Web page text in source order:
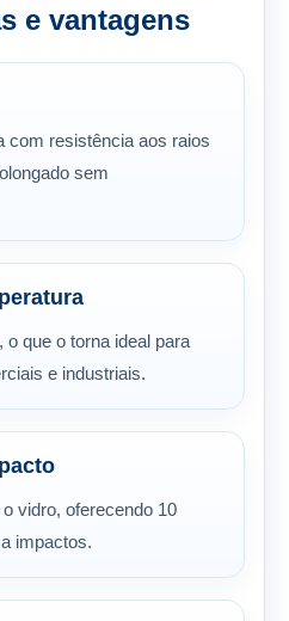
e vantagens
com resistência aos raios
sem
o que o torna ideal para
e industriais.
vidro, oferecendo 10
impactos.